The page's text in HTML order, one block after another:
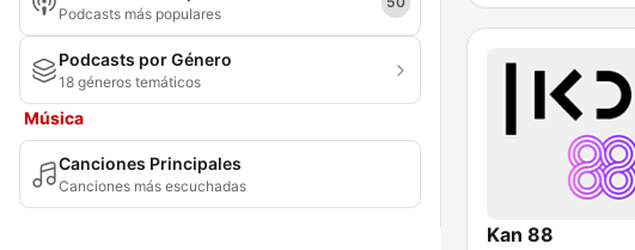
Podcasts más populares
Podcasts por Género
18 géneros temáticos
Música
Canciones Principales
Canciones más escuchadas
Kan 88